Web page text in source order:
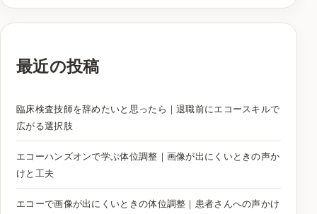
最近の投稿
臨床検査技師を辞めたいと思ったら｜退職前にエコースキルで
広がる選択肢
エコーハンズオンで学ぶ体位調整｜画像が出にくいときの声か
けと工夫
エコーで画像が出にくいときの体位調整｜患者さんへの声かけ